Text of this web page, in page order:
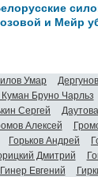
и Мейр
Умар
Бруно Чарльз
Сергей
Алексей
Горьков Андрей
Дмитрий
Гинер Евгений